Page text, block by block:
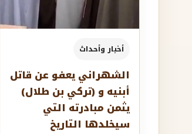
أخبار وأحداث
الشهراني يعفو عن قاتل
أبنيه و (تركي بن طلال)
يثمن مبادرته التي
سيخلدها التاريخ